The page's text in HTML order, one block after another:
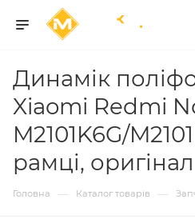
Динамік
Xiaomi Redmi
M2101K6G/
рамці, оригінал
Головна — Каталог товарів —